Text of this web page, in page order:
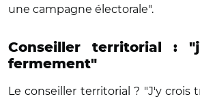
une campagne électorale".
Conseiller territorial :
fermement"
Le conseiller territorial ? "J'y crois